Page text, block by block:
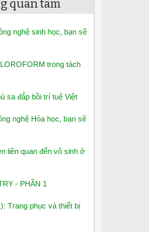
quan tâm
nghệ sinh học, bạn sẽ
trong tách
sa đắp bồi trí tuệ Việt
nghệ Hóa học, bạn sẽ
liên quan đến vô sinh ở
- PHẦN 1
Trang phục và thiết bị